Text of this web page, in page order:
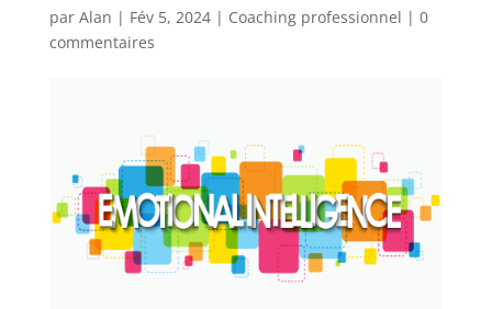
par Alan | Fév 5, 2024| Coaching professionnel | 0
commentaires